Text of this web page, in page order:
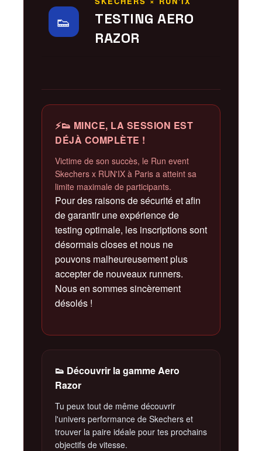
👟
TESTING AERO
RAZOR
⚡👟 MINCE, LA SESSION EST
DÉJÀ COMPLÈTE !
Victime de son succès, le Run event
Skechers x RUN'IX à Paris a atteint sa
limite maximale de participants.
Pour des raisons de sécurité et afin
de garantir une expérience de
testing optimale, les inscriptions sont
désormais closes et nous ne
pouvons malheureusement plus
accepter de nouveaux runners.
Nous en sommes sincèrement
désolés !
👟 Découvrir la gamme Aero
Razor
Tu peux tout de même découvrir
l'univers performance de Skechers et
trouver la paire idéale pour tes prochains
objectifs de vitesse.